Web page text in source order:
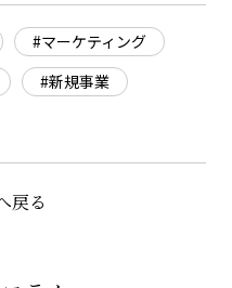
#マーケティング
#新規事業
戻る